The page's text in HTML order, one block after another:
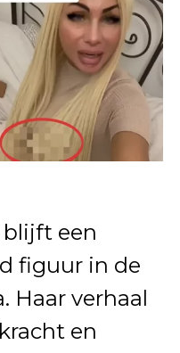
een
figuur in de
Haar verhaal
en